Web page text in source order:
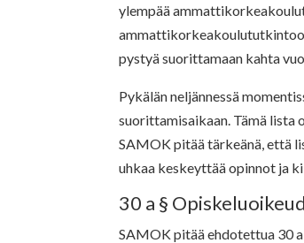
ylempää
pystyä suorittamaan kahta
Pykälän neljännessä
suorittamisaikaan. Tämä lista
SAMOK pitää tärkeänä, että
uhkaa keskeyttää opinnot ja
30 a §
SAMOK pitää ehdotettua 30